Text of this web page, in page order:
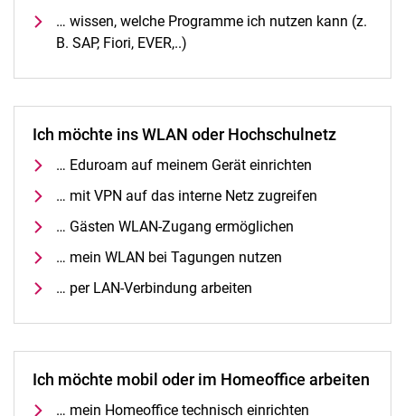
… wissen, welche Programme ich nutzen kann (z.
B. SAP, Fiori, EVER,..)
Ich möchte ins WLAN oder Hochschulnetz
… Eduroam auf meinem Gerät einrichten
… mit VPN auf das interne Netz zugreifen
… Gästen WLAN-Zugang ermöglichen
… mein WLAN bei Tagungen nutzen
… per LAN-Verbindung arbeiten
Ich möchte mobil oder im Homeoffice arbeiten
… mein Homeoffice technisch einrichten